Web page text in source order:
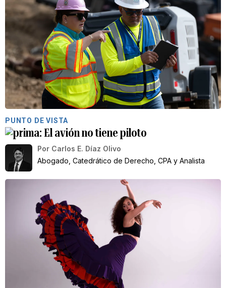
PUNTO DE VISTA
El avión no tiene piloto
Por Carlos E. Díaz Olivo
Abogado, Catedrático de Derecho, CPA y Analista